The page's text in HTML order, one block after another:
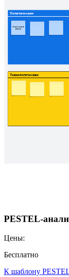
PESTEL-
Цены:
Бесплатно
К шаблону